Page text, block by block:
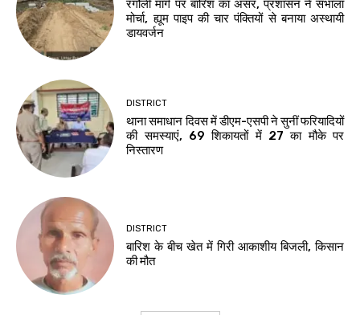
रगौली मार्ग पर बारिश का असर, प्रशासन ने संभाला
मोर्चा, ह्यूम पाइप की चार पंक्तियों से बनाया अस्थायी
डायवर्जन
DISTRICT
थाना समाधान दिवस में डीएम-एसपी ने सुनीं फरियादियों
की समस्याएं, 69 शिकायतों में 27 का मौके पर
निस्तारण
DISTRICT
बारिश के बीच खेत में गिरी आकाशीय बिजली, किसान
की मौत